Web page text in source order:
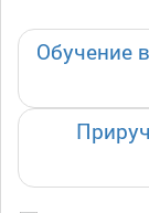
Обучение